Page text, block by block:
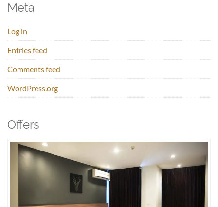
Meta
Log in
Entries feed
Comments feed
WordPress.org
Offers